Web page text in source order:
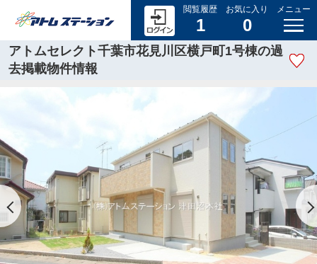
閲覧履歴
1
お気に入り
0
メニュー
アトムセレクト千葉市花見川区横戸町1号棟の過
去掲載物件情報